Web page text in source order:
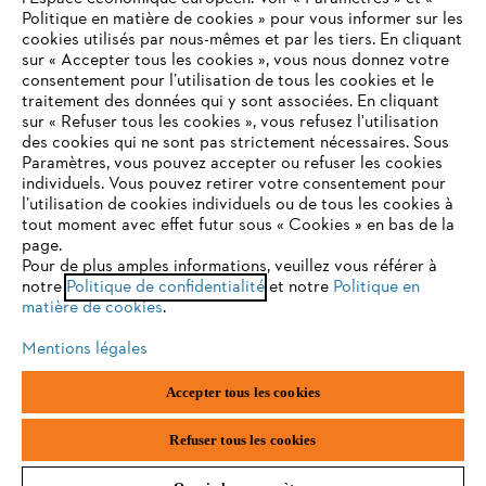
Adresse E-mail
S'inscrire
#STIHL
VOTRE NAVIGATEUR INTERNET
N'EST PLUS PRIS EN CHARGE
Vous utilisez un navigateur Internet que nous ne prenons plus
en charge, et certaines fonctionnalités de notre site ne
peuvent fonctionner correctement. Pour une utilisation
optimale de notre site, nous vous recommandons de passer à
l'un des navigateurs suivants :
firefox chrome
edge
Politique en matière de cookies » pour vous informer sur les
cookies utilisés par nous-mêmes et par les tiers. En cliquant
sur « Accepter tous les cookies », vous nous donnez votre
consentement pour l’utilisation de tous les cookies et le
traitement des données qui y sont associées. En cliquant
sur « Refuser tous les cookies », vous refusez l'utilisation
des cookies qui ne sont pas strictement nécessaires. Sous
Paramètres, vous pouvez accepter ou refuser les cookies
individuels. Vous pouvez retirer votre consentement pour
l’utilisation de cookies individuels ou de tous les cookies à
tout moment avec effet futur sous « Cookies » en bas de la
page.
Pour de plus amples informations, veuillez vous référer à
notre Politique de confidentialitéet notre Politique en
matière de cookies.
Mentions légales
Accepter tous les cookies
Refuser tous les cookies